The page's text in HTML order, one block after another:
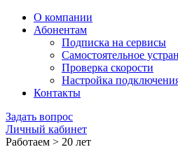
О компании
Абонентам
Подписка на сервисы
Самостоятельное
Проверка скорости
Настройка
Контакты
Задать вопрос
Личный кабинет
Работаем > 20 лет